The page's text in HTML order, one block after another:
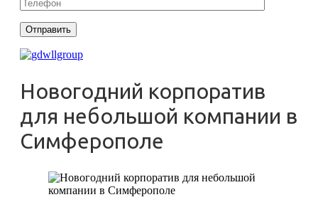
Новогодний корпоратив
для небольшой компании в
Симферополе